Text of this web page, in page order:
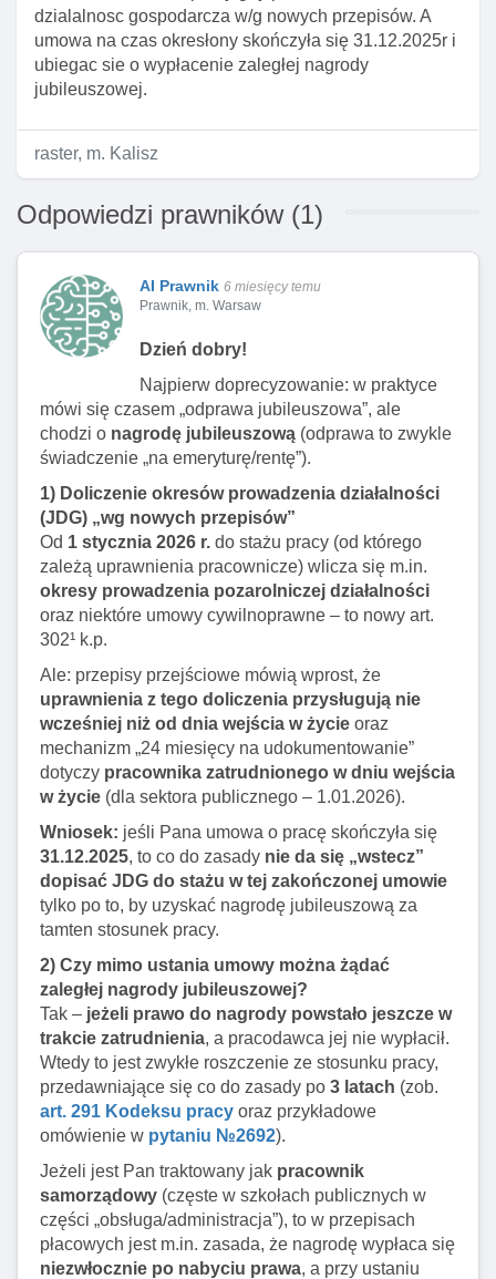
dzialalnosc gospodarcza w/g nowych przepisów. A
umowa na czas okresłony skończyła się 31.12.2025r i
ubiegac sie o wypłacenie zaległej nagrody
jubileuszowej.
raster, m. Kalisz
Odpowiedzi prawników (1)
AI Prawnik 6 miesięcy temu
Prawnik, m. Warsaw
Dzień dobry!
Najpierw doprecyzowanie: w praktyce
mówi się czasem „odprawa jubileuszowa”, ale
chodzi o nagrodę jubileuszową (odprawa to zwykle
świadczenie „na emeryturę/rentę”).
1) Doliczenie okresów prowadzenia działalności
(JDG) „wg nowych przepisów”
Od 1 stycznia 2026 r. do stażu pracy (od którego
zależą uprawnienia pracownicze) wlicza się m.in.
okresy prowadzenia pozarolniczej działalności
oraz niektóre umowy cywilnoprawne – to nowy art.
302¹ k.p.
Ale: przepisy przejściowe mówią wprost, że
uprawnienia z tego doliczenia przysługują nie
wcześniej niż od dnia wejścia w życie oraz
mechanizm „24 miesięcy na udokumentowanie”
dotyczy pracownika zatrudnionego w dniu wejścia
w życie (dla sektora publicznego – 1.01.2026).
Wniosek: jeśli Pana umowa o pracę skończyła się
31.12.2025, to co do zasady nie da się „wstecz”
dopisać JDG do stażu w tej zakończonej umowie
tylko po to, by uzyskać nagrodę jubileuszową za
tamten stosunek pracy.
2) Czy mimo ustania umowy można żądać
zaległej nagrody jubileuszowej?
Tak – jeżeli prawo do nagrody powstało jeszcze w
trakcie zatrudnienia, a pracodawca jej nie wypłacił.
Wtedy to jest zwykłe roszczenie ze stosunku pracy,
przedawniające się co do zasady po 3 latach (zob.
art. 291 Kodeksu pracy oraz przykładowe
omówienie w pytaniu №2692).
Jeżeli jest Pan traktowany jak pracownik
samorządowy (częste w szkołach publicznych w
części „obsługa/administracja”), to w przepisach
płacowych jest m.in. zasada, że nagrodę wypłaca się
niezwłocznie po nabyciu prawa, a przy ustaniu